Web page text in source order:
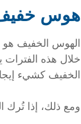
هوس
الهوس الخفيف
خلال هذه الفترات
الخفيف كشيء
ومع ذلك، إذا